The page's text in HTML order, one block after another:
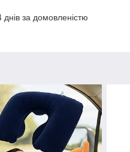
за домовленістю